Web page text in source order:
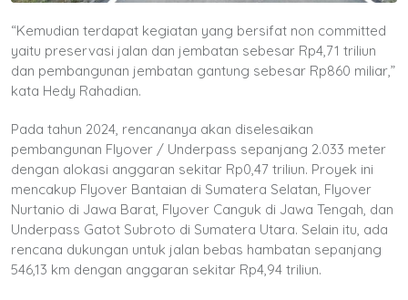
“Kemudian terdapat kegiatan yang bersifat non committed
yaitu preservasi jalan dan jembatan sebesar Rp4,71 triliun
dan pembangunan jembatan gantung sebesar Rp860 miliar,”
kata Hedy Rahadian.
Pada tahun 2024, rencananya akan diselesaikan
pembangunan Flyover / Underpass sepanjang 2.033 meter
dengan alokasi anggaran sekitar Rp0,47 triliun. Proyek ini
mencakup Flyover Bantaian di Sumatera Selatan, Flyover
Nurtanio di Jawa Barat, Flyover Canguk di Jawa Tengah, dan
Underpass Gatot Subroto di Sumatera Utara. Selain itu, ada
rencana dukungan untuk jalan bebas hambatan sepanjang
546,13 km dengan anggaran sekitar Rp4,94 triliun.